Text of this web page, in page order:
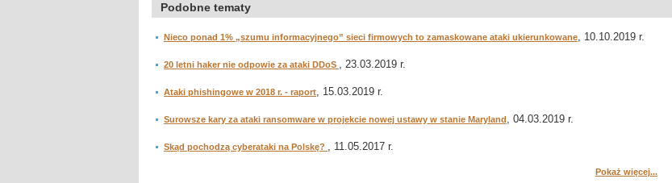
Podobne tematy
Nieco ponad 1% „szumu informacyjnego” sieci firmowych to zamaskowane ataki ukierunkowane, 10.10.2019 r.
20 letni haker nie odpowie za ataki DDoS , 23.03.2019 r.
Ataki phishingowe w 2018 r. - raport, 15.03.2019 r.
Surowsze kary za ataki ransomware w projekcie nowej ustawy w stanie Maryland, 04.03.2019 r.
Skąd pochodzą cyberataki na Polskę? , 11.05.2017 r.
Pokaż więcej...